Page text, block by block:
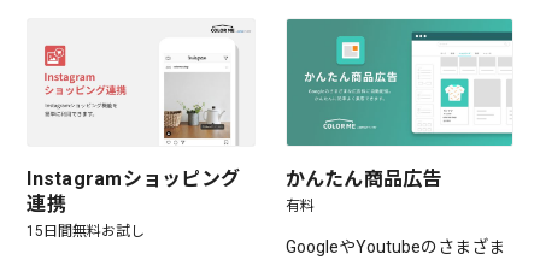
Instagramショッピング
連携
15日間無料お試し
かんたん商品広告
有料
GoogleやYoutubeのさまざま